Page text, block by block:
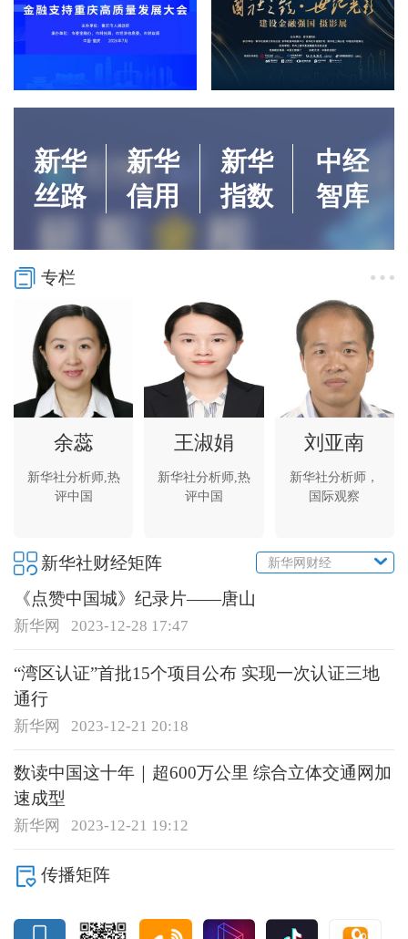
新华
丝路
新华
信用
新华
指数
中经
智库
专栏
余蕊
新华社分析师,热
评中国
王淑娟
新华社分析师,热
评中国
刘亚南
新华社分析师，
国际观察
新华社财经矩阵 新华网财经
《点赞中国城》纪录片——唐山
新华网 2023-12-28 17:47
“湾区认证”首批15个项目公布 实现一次认证三地
通行
新华网 2023-12-21 20:18
数读中国这十年｜超600万公里 综合立体交通网加
速成型
新华网 2023-12-21 19:12
传播矩阵